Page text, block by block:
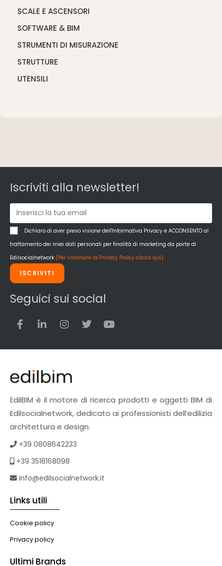
SCALE E ASCENSORI
SOFTWARE & BIM
STRUMENTI DI MISURAZIONE
STRUTTURE
UTENSILI
Iscriviti alla newsletter!
Dichiaro di aver preso visione dell'Informativa Privacy e ACCONSENTO al
trattamento dei miei dati personali per finalità di marketing da parte di
Edilsocialnetwork (Per visionare la Privacy Policy clicca qui).
ISCRIVITI
Seguici sui social
EdilBIM è il motore di ricerca prodotti e oggetti BIM di
Edilsocialnetwork, dedicato ai professionisti dell’edilizia
architettura e design.
+39 0808642233
+39 3518168098
info@edilsocialnetwork.it
Links utili
Cookie policy
Privacy policy
Ultimi Brands